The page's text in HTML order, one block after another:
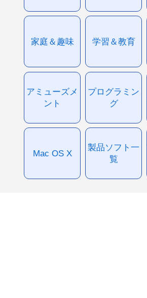
家庭＆趣味 学習＆教育
アミューズメ
ント
プログラミン
グ
Mac OS X
製品ソフト一
覧